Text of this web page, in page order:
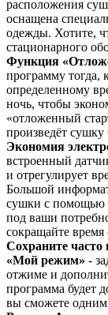
расположения
оснащена
одежды. Хотите,
стационарного
Функция
программу тогда,
определенному
ночь, чтобы
«отложенный
произведёт сушку
Экономия
встроенный
и отрегулирует
Большой
сушки с помощью
под ваши
сокращайте
Сохраните
«Мой режим» -
отжиме и
программа будет
вы сможете